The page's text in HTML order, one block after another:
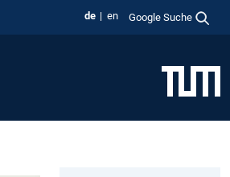
de en Google Suche